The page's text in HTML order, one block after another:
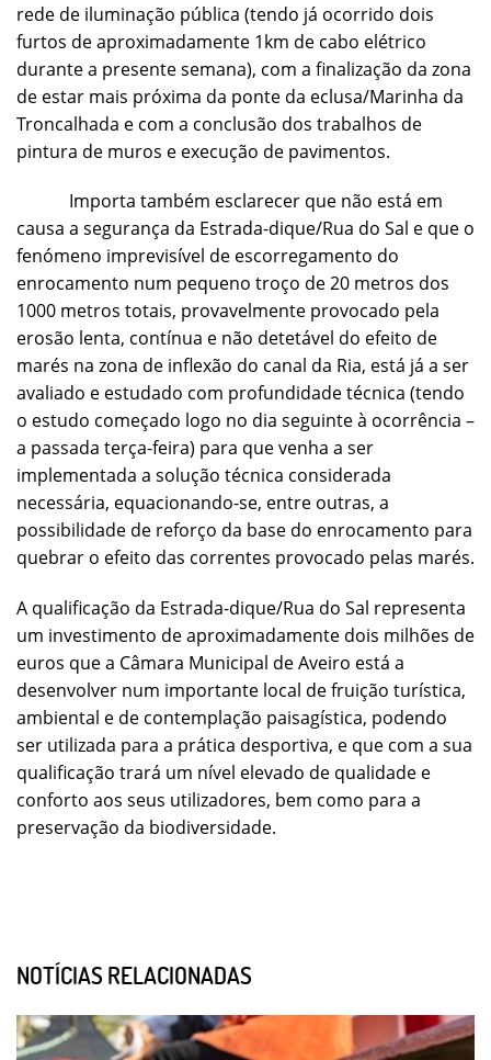
rede de iluminação pública (tendo já ocorrido dois
furtos de aproximadamente 1km de cabo elétrico
durante a presente semana), com a finalização da zona
de estar mais próxima da ponte da eclusa/Marinha da
Troncalhada e com a conclusão dos trabalhos de
pintura de muros e execução de pavimentos.
Importa também esclarecer que não está em
causa a segurança da Estrada-dique/Rua do Sal e que o
fenómeno imprevisível de escorregamento do
enrocamento num pequeno troço de 20 metros dos
1000 metros totais, provavelmente provocado pela
erosão lenta, contínua e não detetável do efeito de
marés na zona de inflexão do canal da Ria, está já a ser
avaliado e estudado com profundidade técnica (tendo
o estudo começado logo no dia seguinte à ocorrência –
a passada terça-feira) para que venha a ser
implementada a solução técnica considerada
necessária, equacionando-se, entre outras, a
possibilidade de reforço da base do enrocamento para
quebrar o efeito das correntes provocado pelas marés.
A qualificação da Estrada-dique/Rua do Sal representa
um investimento de aproximadamente dois milhões de
euros que a Câmara Municipal de Aveiro está a
desenvolver num importante local de fruição turística,
ambiental e de contemplação paisagística, podendo
ser utilizada para a prática desportiva, e que com a sua
qualificação trará um nível elevado de qualidade e
conforto aos seus utilizadores, bem como para a
preservação da biodiversidade.
NOTÍCIAS RELACIONADAS